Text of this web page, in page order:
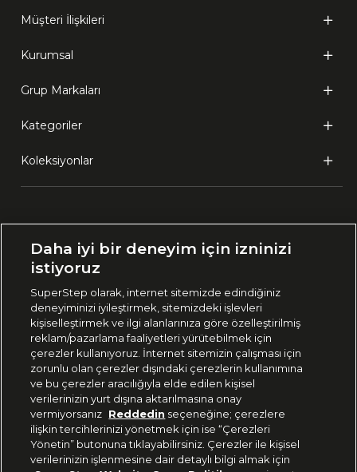
Müşteri İlişkileri
Kurumsal
Grup Markaları
Kategoriler
Koleksiyonlar
🇹🇷 Türkiye
444 37 36
Uygulamadan Takip Edin
Bizi Takip Edin
Daha iyi bir deneyim için izninizi
istiyoruz
SuperStep olarak, internet sitemizde edindiğiniz
deneyiminizi iyileştirmek, sitemizdeki işlevleri
kişiselleştirmek ve ilgi alanlarınıza göre özelleştirilmiş
reklam/pazarlama faaliyetleri yürütebilmek için
çerezler kullanıyoruz. İnternet sitemizin çalışması için
zorunlu olan çerezler dışındaki çerezlerin kullanımına
ve bu çerezler aracılığıyla elde edilen kişisel
verilerinizin yurt dışına aktarılmasına onay
vermiyorsanız Reddedin seçeneğine; çerezlere
ilişkin tercihlerinizi yönetmek için ise “Çerezleri
Yönetin” butonuna tıklayabilirsiniz. Çerezler ile kişisel
verilerinizin işlenmesine dair detaylı bilgi almak için